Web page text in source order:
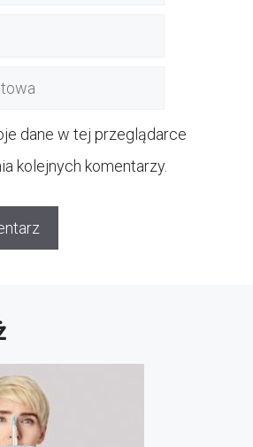
dane w tej przeglądarce
kolejnych komentarzy.